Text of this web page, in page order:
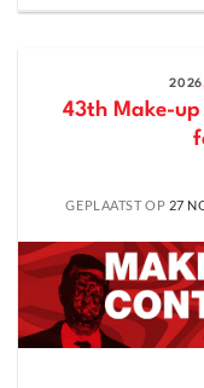
2026
43th Make-up
GEPLAATST OP 27